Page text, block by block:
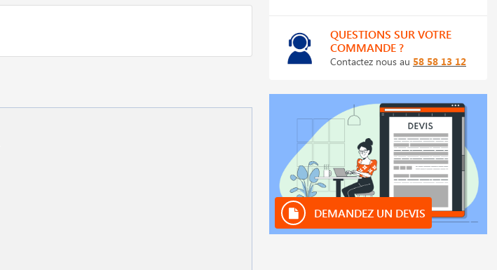
QUESTIONS SUR VOTRE
COMMANDE ?
Contactez nous au 58 58 13 12
DEMANDEZ UN DEVIS